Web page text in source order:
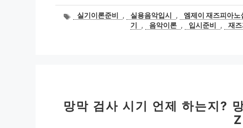
태실기이론준비 , 실용음악입시 , 엠제이 재즈피아노
기
, 음악이론 , 입시준비 , 재즈
망막 검사 시기 언제 하는지?
Z